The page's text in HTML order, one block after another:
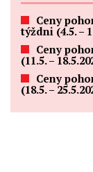
Ceny
týždni (4.5. –
Ceny
(11.5. –
Ceny
(18.5. –